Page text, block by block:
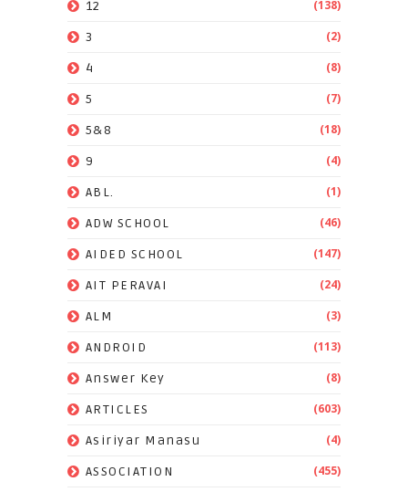
12 (138)
3 (2)
4 (8)
5 (7)
5&8 (18)
9 (4)
ABL. (1)
ADW SCHOOL (46)
AIDED SCHOOL (147)
AIT PERAVAI (24)
ALM (3)
ANDROID (113)
Answer Key (8)
ARTICLES (603)
Asiriyar Manasu (4)
ASSOCIATION (455)